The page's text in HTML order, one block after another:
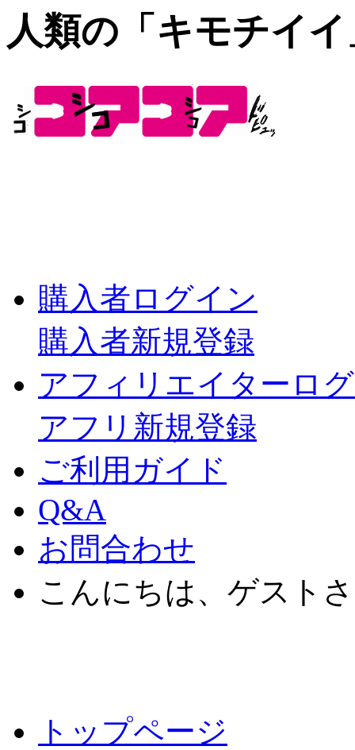
人類の「キモチイ
購入者ログイン
購入者新規登録
アフィリエイターロ
アフリ新規登録
ご利用ガイド
Q&A
お問合わせ
こんにちは、ゲスト
トップページ